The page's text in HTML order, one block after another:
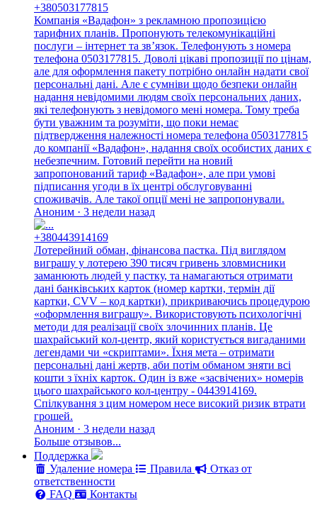
+380503177815
Компанія «Вадафон» з рекламною пропозицією
тарифних планів. Пропонують телекомунікаційні
послуги – інтернет та зв’язок. Телефонують з номера
телефона 0503177815. Доволі цікаві пропозиції по цінам,
але для оформлення пакету потрібно онлайн надати свої
персональні дані. Але є сумніви щодо безпеки онлайн
надання невідомими людям своїх персональних даних,
які телефонують з невідомого мені номера. Тому треба
бути уважним та розуміти, що поки немає
підтвердження належності номера телефона 0503177815
до компанії «Вадафон», надання своїх особистих даних є
небезпечним. Готовий перейти на новий
запропонований тариф «Вадафон», але при умові
підписання угоди в їх центрі обслуговуванні
споживачів. Але такої опції мені не запропонували.
Аноним · 3 недели назад
+380443914169
Лотерейний обман, фінансова пастка. Під виглядом
виграшу у лотерею 390 тисяч гривень зловмисники
заманюють людей у пастку, та намагаються отримати
дані банківських карток (номер картки, термін дії
картки, CVV – код картки), прикриваючись процедурою
«оформлення виграшу». Використовують психологічні
методи для реалізації своїх злочинних планів. Це
шахрайський кол-центр, який користується вигаданими
легендами чи «скриптами». Їхня мета – отримати
персональні дані жертв, аби потім обманом зняти всі
кошти з їхніх карток. Один із вже «засвічених» номерів
цього шахрайського кол-центру - 0443914169.
Спілкування з цим номером несе високий ризик втрати
грошей.
Аноним · 3 недели назад
Больше отзывов...
Поддержка
Удаление номера
Правила
Отказ от
ответственности
FAQ
Контакты